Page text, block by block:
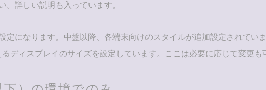
詳しい説明も入っています。
になります。中盤以降、各端末向けのスタイルが追加設定されていま
ディスプレイのサイズを設定しています。ここは必要に応じて変更も